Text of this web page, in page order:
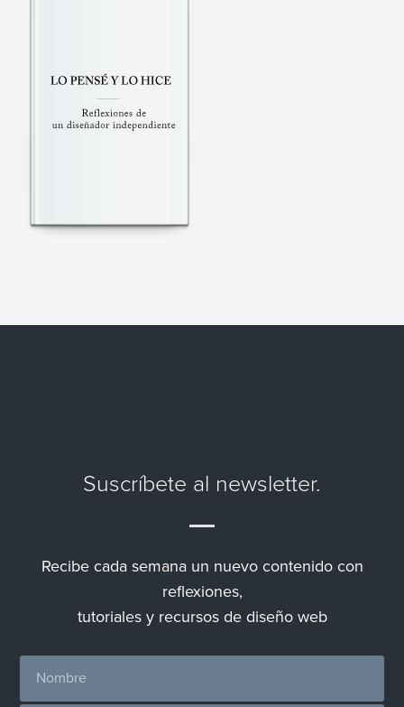
Suscríbete al newsletter.
Recibe cada semana un nuevo contenido con
reflexiones,
tutoriales y recursos de diseño web